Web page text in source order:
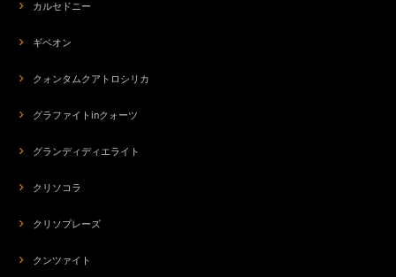
カルセドニー
ギベオン
クォンタムクアトロシリカ
グラファイトinクォーツ
グランディディエライト
クリソコラ
クリソプレーズ
クンツァイト